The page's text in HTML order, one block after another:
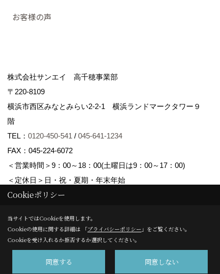
お客様の声
株式会社サンエイ 高千穂事業部
〒220-8109
横浜市西区みなとみらい2-2-1 横浜ランドマークタワー９
階
TEL： 0120-450-541 / 045-641-1234
FAX：045-224-6072
＜営業時間＞9：00～18：00(土曜日は9：00～17：00)
＜定休日＞日・祝・夏期・年末年始
Copyright (c) Sanei corp. All Rights Reserved.
Produced byゴデスクリエイト
Cookieポリシー
当サイトではCookieを使用します。
Cookieの使用に関する詳細は 「プライバシーポリシー 」をご覧ください。
Cookieを受け入れるか拒否するか選択してください。
同意する 同意しない